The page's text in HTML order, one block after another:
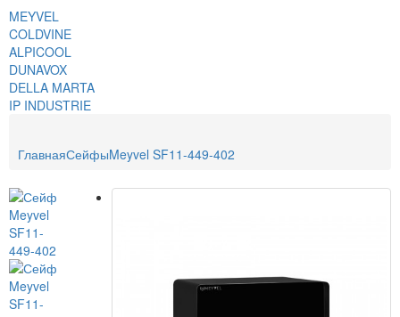
MEYVEL
COLDVINE
ALPICOOL
DUNAVOX
DELLA MARTA
IP INDUSTRIE
ГлавнаяСейфыMeyvel SF11-449-402